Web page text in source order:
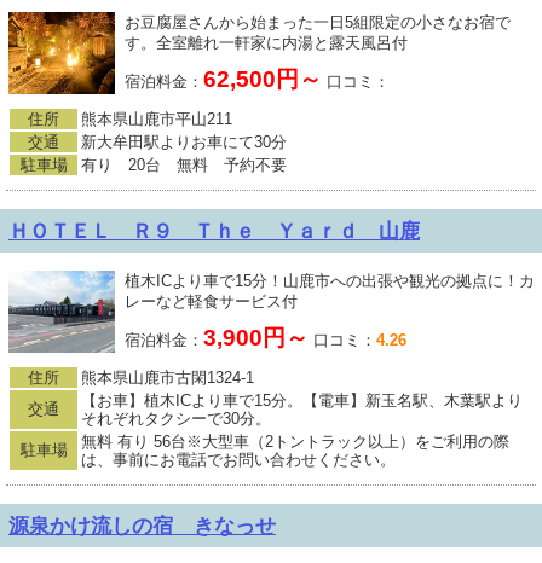
お豆腐屋さんから始まった一日5組限定の小さなお宿で
す。全室離れ一軒家に内湯と露天風呂付
宿泊料金： 62,500円～ 口コミ：
住所
熊本県山鹿市平山211
交通
新大牟田駅よりお車にて30分
駐車場
有り 20台 無料 予約不要
ＨＯＴＥＬ Ｒ９ Ｔｈｅ Ｙａｒｄ 山鹿
植木ICより車で15分！山鹿市への出張や観光の拠点に！カ
レーなど軽食サービス付
宿泊料金： 3,900円～ 口コミ： 4.26
住所
熊本県山鹿市古閑1324-1
交通
【お車】植木ICより車で15分。【電車】新玉名駅、木葉駅より
それぞれタクシーで30分。
駐車場
無料 有り 56台※大型車（2トントラック以上）をご利用の際
は、事前にお電話でお問い合わせください。
源泉かけ流しの宿 きなっせ